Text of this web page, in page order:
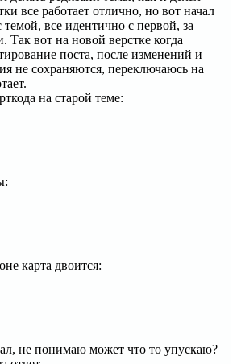
все работает отлично, но вот начал
все идентично с первой, за
Так вот на новой верстке когда
поста, после изменений и
не сохраняются, переключаюсь на
на старой теме:
карта двоится:
не понимаю может что то упускаю?